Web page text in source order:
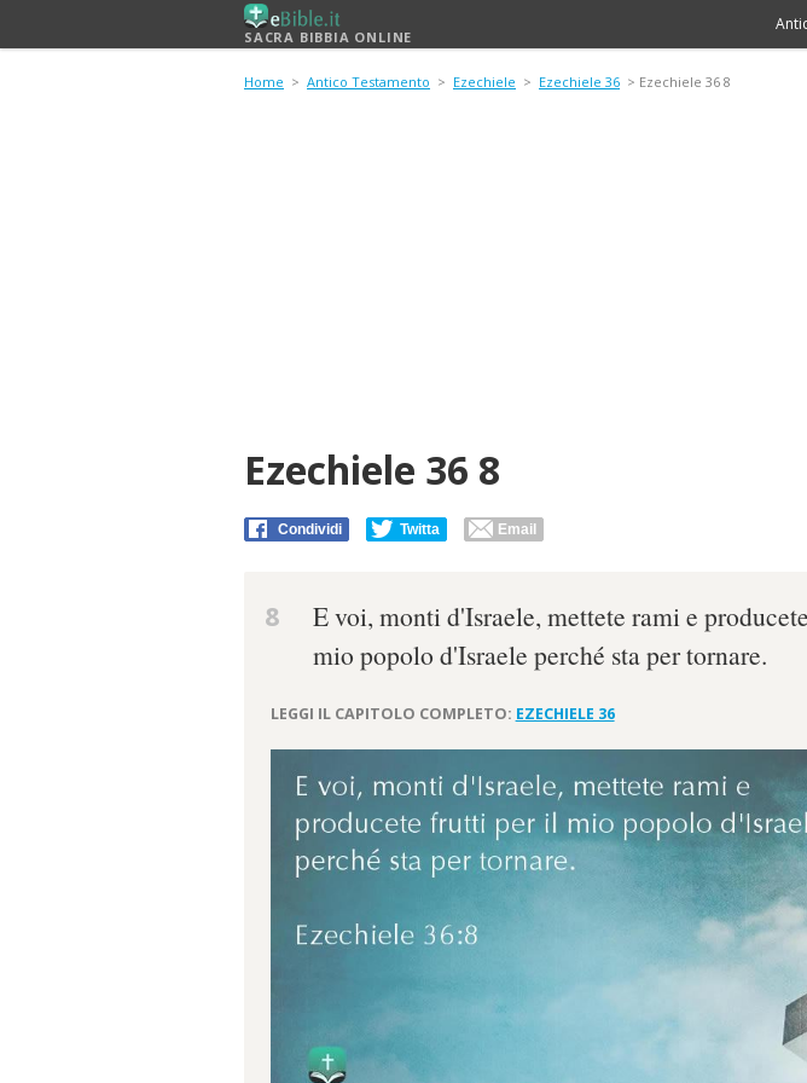
SACRA BIBBIA ONLINE
Home > Antico Testamento > Ezechiele > Ezechiele 36 > Ezechiele 36 8
Ezechiele 36 8
Condividi Twitta Email
8
E voi, monti d'Israele, mettete rami e
mio popolo d'Israele perché sta per tornare.
LEGGI IL CAPITOLO COMPLETO: EZECHIELE 36